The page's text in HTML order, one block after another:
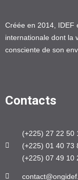
Créée en 2014, IDEF
internationale dont la
consciente de son
Contacts
(+225) 27 22 50
(+225) 01 40 73
(+225) 07 49 10